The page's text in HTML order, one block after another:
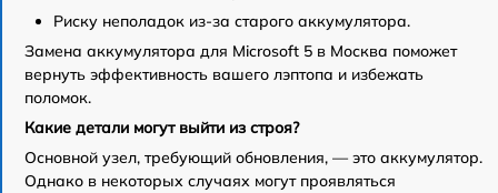
Риску неполадок из-за старого аккумулятора.
Замена аккумулятора для Microsoft 5 в Москва поможет
вернуть эффективность вашего лэптопа и избежать
поломок.
Какие детали могут выйти из строя?
Основной узел, требующий обновления, — это аккумулятор.
Однако в некоторых случаях могут проявляться